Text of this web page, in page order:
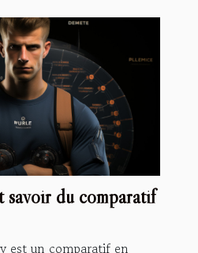
savoir du comparatif
est un comparatif en